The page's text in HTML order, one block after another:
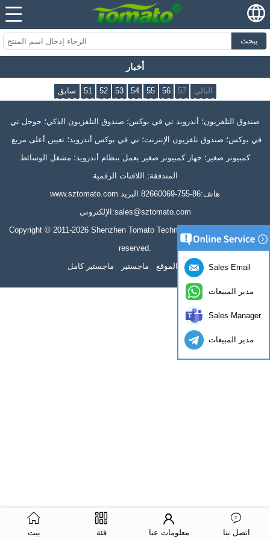
يبحث
أخبار
سابق 51 52 53 54 55 56 57 التالي
صندوق التلفزيون؛ أندرويد تي في بوكس؛ صندوق التلفزيون الذكي؛ جوجل تي
في بوكس؛ صندوق تلفزيون الإنترنت؛ تي في بوكس ​​أندرويد؛ تعيين أعلى مربع.
كمبيوتر صغير؛ جهاز كمبيوتر صغير يعمل بنظام أندرويد؛ مشغل الوسائط
المتدفقة; اللافتات الرقمية
www.sztomato.com
الإلكتروني:sales@sztomato.com
Copyright © 2011-2026 Shenzhen Tomato Technology Co., Ltd. All rights
reserved.
خريطة الموقع
ماجستير ماجستير كامل
بيت فئة معلومات عنا اتصل بنا
Sales Email
مدير المبيعات
Sales Manager
مدير المبيعات